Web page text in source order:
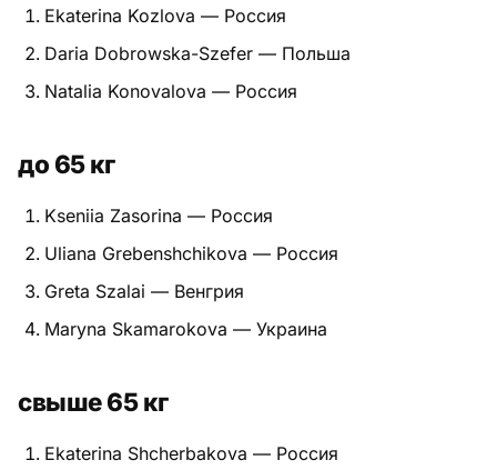
Пояса
Техника и ката
Травмы
Ekaterina Kozlova — Россия
Daria Dobrowska-Szefer — Польша
Natalia Konovalova — Россия
до 65 кг
Kseniia Zasorina — Россия
Uliana Grebenshchikova — Россия
Greta Szalai — Венгрия
Maryna Skamarokova — Украина
свыше 65 кг
Ekaterina Shcherbakova — Россия